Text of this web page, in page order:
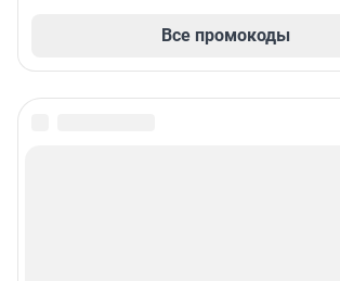
Все промокоды